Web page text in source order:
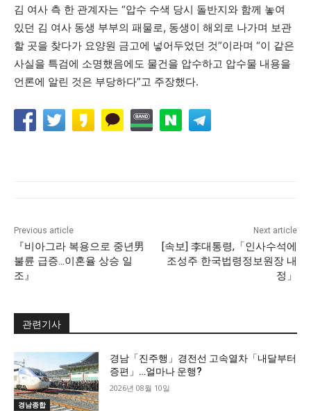
김 여사 측 한 관계자는 “압수 수색 당시 돌반지와 함께 놓여
있던 김 여사 동생 부부의 패물로, 동생이 해외로 나가며 보관
할 곳을 찾다가 요양원 금고에 넣어두었던 것”이라며 “이 같은
사실을 특검에 소명했음에도 물건을 압수하고 압수물 내용을
언론에 알린 것은 부당하다”고 주장했다.
Previous article
『비아그라 복용으로 중년男
불륜 급증…이혼율 상승 일
조』
Next article
[속보] 李대통령,「인사수석에
조성주 한국법령정보원장 내
정」
관련기사
경남종합
경남「진주행」경전선 고속열차「내달부터
증편」…얼마나 운행?
2026년 08월 10일